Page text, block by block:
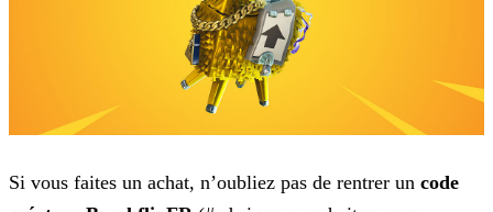
Si vous faites un achat, n’oubliez pas de rentrer un code